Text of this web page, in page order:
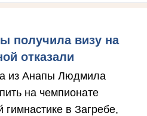
получила визу на
отказали
из Анапы Людмила
на чемпионате
в Загребе,